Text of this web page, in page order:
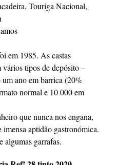
Touriga Nacional,
em 1985. As castas
vários tipos de depósito –
ano em barrica (20%
normal e 10 000 em
que nunca nos engana,
aptidão gastronómica.
algumas garrafas.